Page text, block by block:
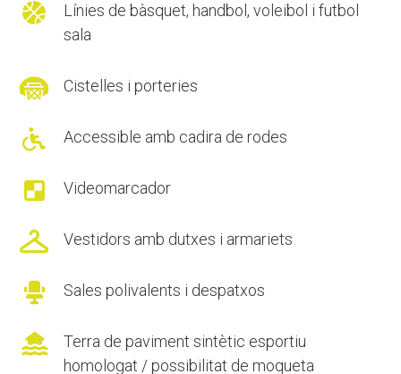

Línies de bàsquet, handbol, voleibol i futbol
sala
 Cistelles i porteries
 Accessible amb cadira de rodes
 Videomarcador
 Vestidors amb dutxes i armariets
 Sales polivalents i despatxos

Terra de paviment sintètic esportiu
homologat / possibilitat de moqueta